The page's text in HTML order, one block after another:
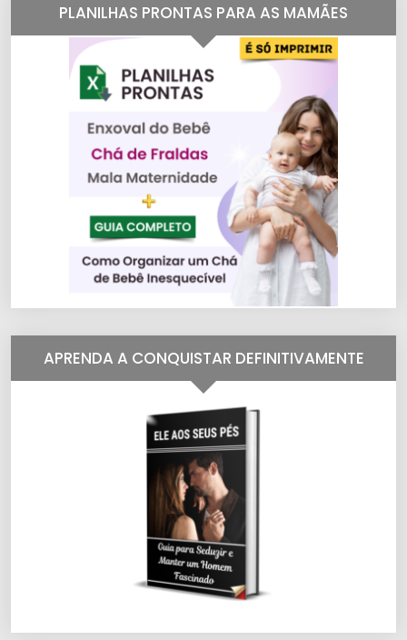
PLANILHAS PRONTAS PARA AS MAMÃES
APRENDA A CONQUISTAR DEFINITIVAMENTE